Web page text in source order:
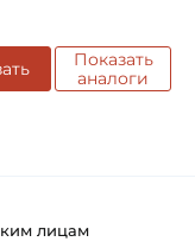
Показать
аналоги
лицам